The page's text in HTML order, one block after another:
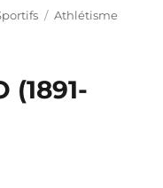
Étiquettes
Athlétisme
(1891-